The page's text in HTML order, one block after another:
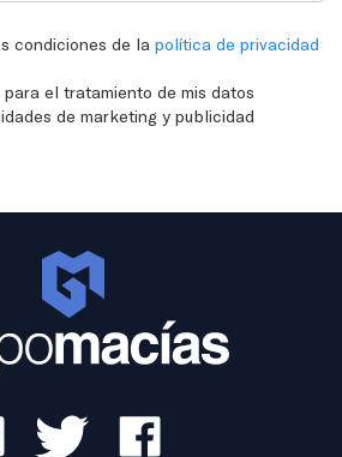
condiciones de la política de privacidad
el tratamiento de mis datos
de marketing y publicidad